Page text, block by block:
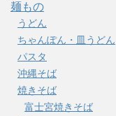
麺もの
うどん
ちゃんぽん・皿うどん
パスタ
沖縄そば
焼きそば
富士宮焼きそば